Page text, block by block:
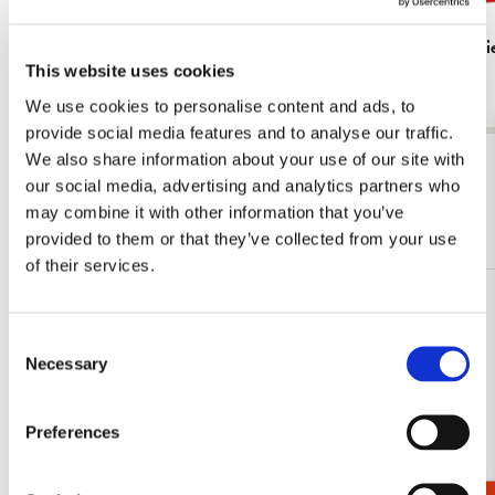
This website uses cookies
We use cookies to personalise content and ads, to
provide social media features and to analyse our traffic.
We also share information about your use of our site with
our social media, advertising and analytics partners who
may combine it with other information that you’ve
provided to them or that they’ve collected from your use
of their services.
Selection
Necessary
Preferences
Rietveld Schröderhuis
€ 16,99
Tote bag:
Bekijk alles van Gerrit Rietveld
Meer van Rietveld Schröderhuis
verlanglijst